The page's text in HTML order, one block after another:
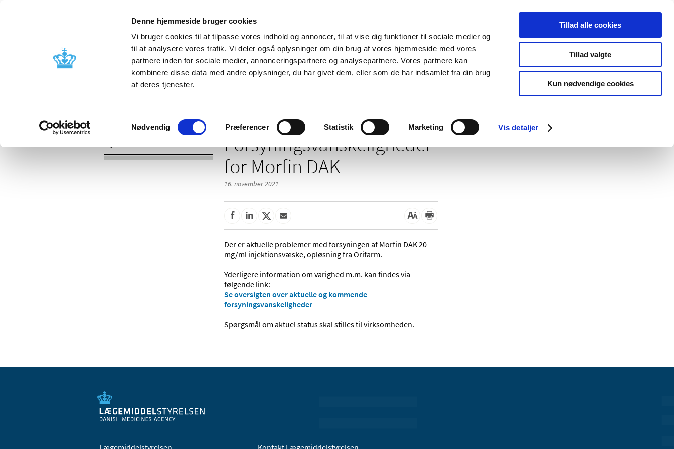
Denne hjemmeside bruger cookies
Vi bruger cookies til at tilpasse vores indhold og annoncer, til at vise dig funktioner til sociale medier og
til at analysere vores trafik. Vi deler også oplysninger om din brug af vores hjemmeside med vores
partnere inden for sociale medier, annonceringspartnere og analysepartnere. Vores partnere kan
kombinere disse data med andre oplysninger, du har givet dem, eller som de har indsamlet fra din brug
af deres tjenester.
Samtykkevalg
Nødvendig Præferencer Statistik Marketing Vis detaljer
Tillad alle cookies
Tillad valgte
Kun nødvendige cookies
Nyheder Om os Kontakt Udgivelser
Godkendelse og
Bivirkninger og
produktinformation
Tilskud og
Apoteker og salg af
Medicinsk
Særlige
produktområder
Forsyningsvanskeligheder
for Morfin DAK
16. november 2021
Der er aktuelle problemer med forsyningen af Morfin DAK 20
mg/ml injektionsvæske, opløsning fra Orifarm.
Yderligere information om varighed m.m. kan findes via
følgende link:
Se oversigten over aktuelle og kommende
forsyningsvanskeligheder
Spørgsmål om aktuel status skal stilles til virksomheden.